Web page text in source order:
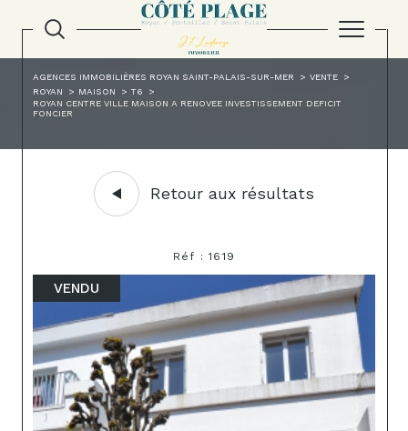
AGENCES IMMOBILIÈRES ROYAN SAINT-PALAIS-SUR-MER
VENTE
ROYAN
MAISON
T6
ROYAN CENTRE VILLE MAISON A RENOVEE INVESTISSEMENT DEFICIT
FONCIER
Retour aux résultats
Réf : 1619
VENDU